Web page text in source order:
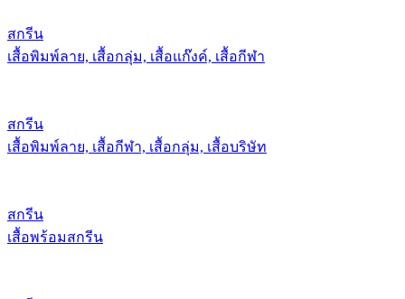
สกรีน
เสื้อพิมพ์ลาย, เสื้อกลุ่ม, เสื้อแก๊งค์, เสื้อกีฬา
สกรีน
เสื้อพิมพ์ลาย, เสื้อกีฬา, เสื้อกลุ่ม, เสื้อบริษัท
สกรีน
เสื้อพร้อมสกรีน